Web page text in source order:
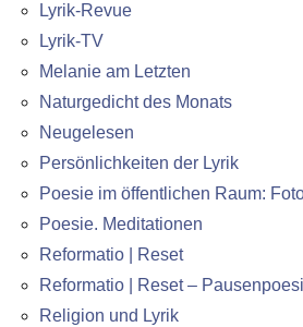
Lyrik-Revue
Lyrik-TV
Melanie am Letzten
Naturgedicht des Monats
Neugelesen
Persönlichkeiten der Lyrik
Poesie im öffentlichen Raum:
Poesie. Meditationen
Reformatio | Reset
Reformatio | Reset –
Religion und Lyrik